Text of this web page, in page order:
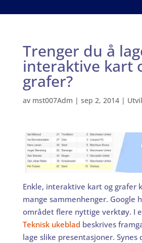
Trenger du å
interaktive kart
grafer?
av mst007Adm | sep 2, 2014|
Enkle, interaktive kart og grafer
mange sammenhenger. Google
området flere nyttige verktøy. I
Teknisk ukeblad beskrives
lage slike presentasjoner. Synes